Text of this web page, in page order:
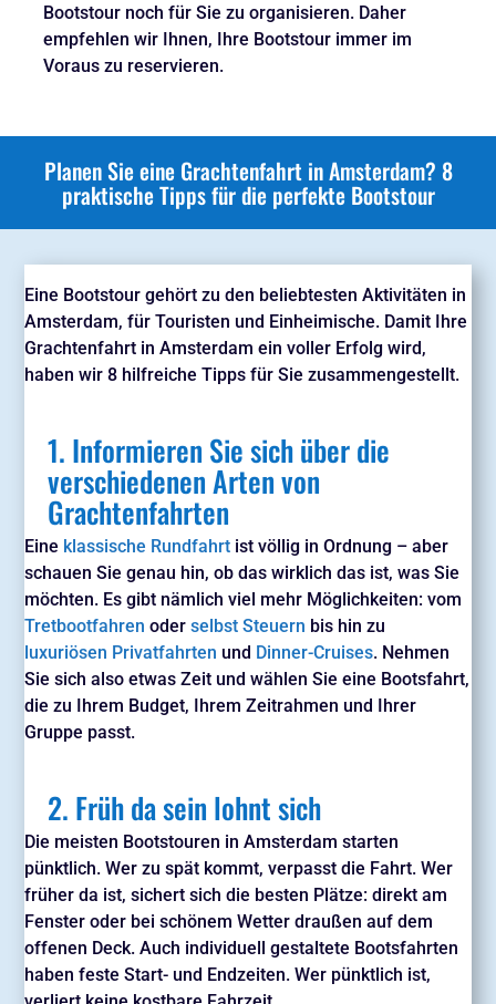
Bootstour noch für Sie zu organisieren. Daher
empfehlen wir Ihnen, Ihre Bootstour immer im
Voraus zu reservieren.
Planen Sie eine Grachtenfahrt in Amsterdam? 8
praktische Tipps für die perfekte Bootstour
Eine Bootstour gehört zu den beliebtesten Aktivitäten in
Amsterdam, für Touristen und Einheimische. Damit Ihre
Grachtenfahrt in Amsterdam ein voller Erfolg wird,
haben wir 8 hilfreiche Tipps für Sie zusammengestellt.
1. Informieren Sie sich über die
verschiedenen Arten von
Grachtenfahrten
Eine klassische Rundfahrt ist völlig in Ordnung – aber
schauen Sie genau hin, ob das wirklich das ist, was Sie
möchten. Es gibt nämlich viel mehr Möglichkeiten: vom
Tretbootfahren oderselbst Steuern bis hin zu
luxuriösen Privatfahrten und Dinner-Cruises. Nehmen
Sie sich also etwas Zeit und wählen Sie eine Bootsfahrt,
die zu Ihrem Budget, Ihrem Zeitrahmen und Ihrer
Gruppe passt.
2. Früh da sein lohnt sich
Die meisten Bootstouren in Amsterdam starten
pünktlich. Wer zu spät kommt, verpasst die Fahrt. Wer
früher da ist, sichert sich die besten Plätze: direkt am
Fenster oder bei schönem Wetter draußen auf dem
offenen Deck. Auch individuell gestaltete Bootsfahrten
haben feste Start- und Endzeiten. Wer pünktlich ist,